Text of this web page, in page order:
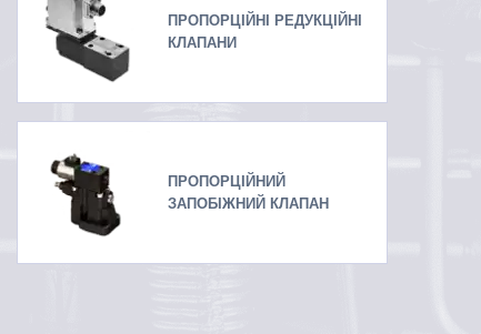
ПРОПОРЦІЙНІ РЕДУКЦІЙНІ
КЛАПАНИ
ПРОПОРЦІЙНИЙ
ЗАПОБІЖНИЙ КЛАПАН